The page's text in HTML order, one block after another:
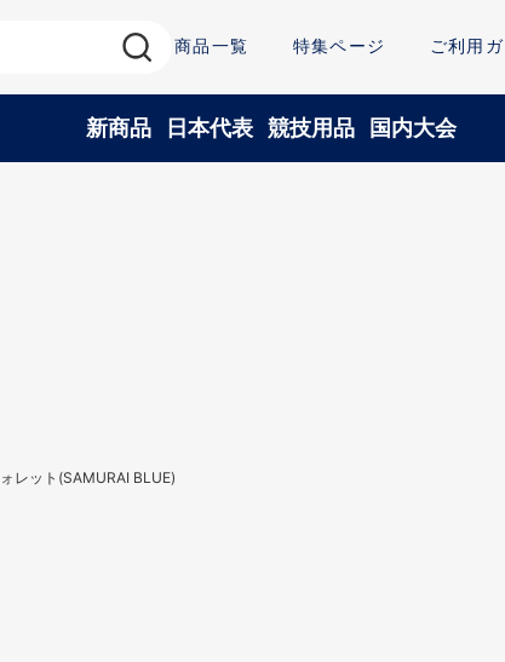
商品一覧 特集ページ ご利用
新商品 日本代表 競技用品 国内大会
レット(SAMURAI BLUE)